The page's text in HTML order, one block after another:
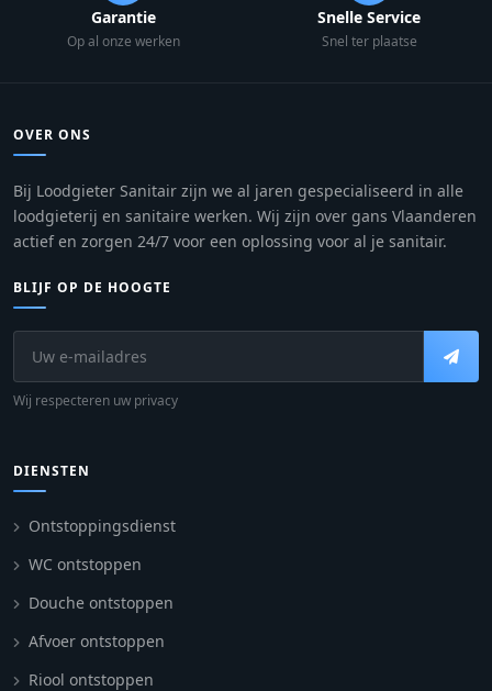
Garantie
Op al onze werken
Snelle Service
Snel ter plaatse
OVER ONS
Bij Loodgieter Sanitair zijn we al jaren gespecialiseerd in alle
loodgieterij en sanitaire werken. Wij zijn over gans Vlaanderen
actief en zorgen 24/7 voor een oplossing voor al je sanitair.
BLIJF OP DE HOOGTE
Wij respecteren uw privacy
DIENSTEN
Ontstoppingsdienst
WC ontstoppen
Douche ontstoppen
Afvoer ontstoppen
Riool ontstoppen